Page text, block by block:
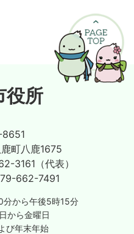
役所
町八鹿1675
3161（代表）
662-7491
分から午後5時15分
から金曜日
び年末年始